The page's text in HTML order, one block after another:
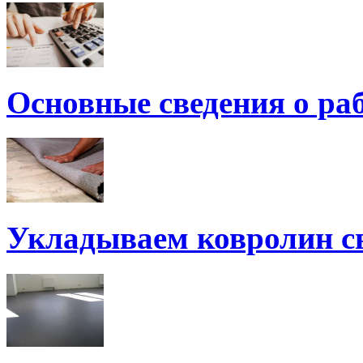
Основные сведения о
Укладываем ковролин